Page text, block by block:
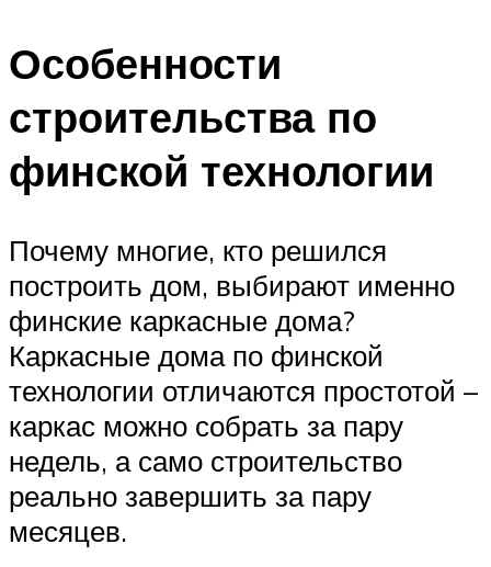
Особенности
строительства по
финской технологии
Почему многие, кто решился
построить дом, выбирают именно
финские каркасные дома?
Каркасные дома по финской
технологии отличаются простотой –
каркас можно собрать за пару
недель, а само строительство
реально завершить за пару
месяцев.